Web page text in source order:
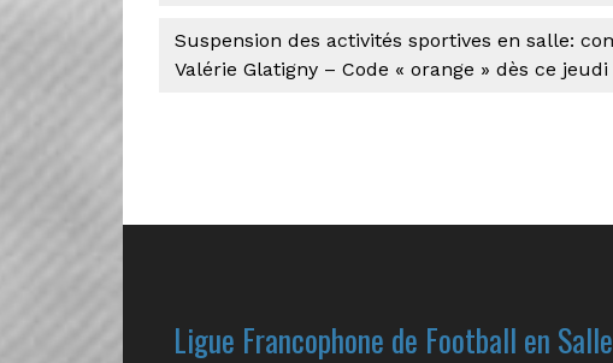
Suspension des activités sportives en salle:
Valérie Glatigny – Code « orange » dès ce
Ligue Francophone de Football en Salle